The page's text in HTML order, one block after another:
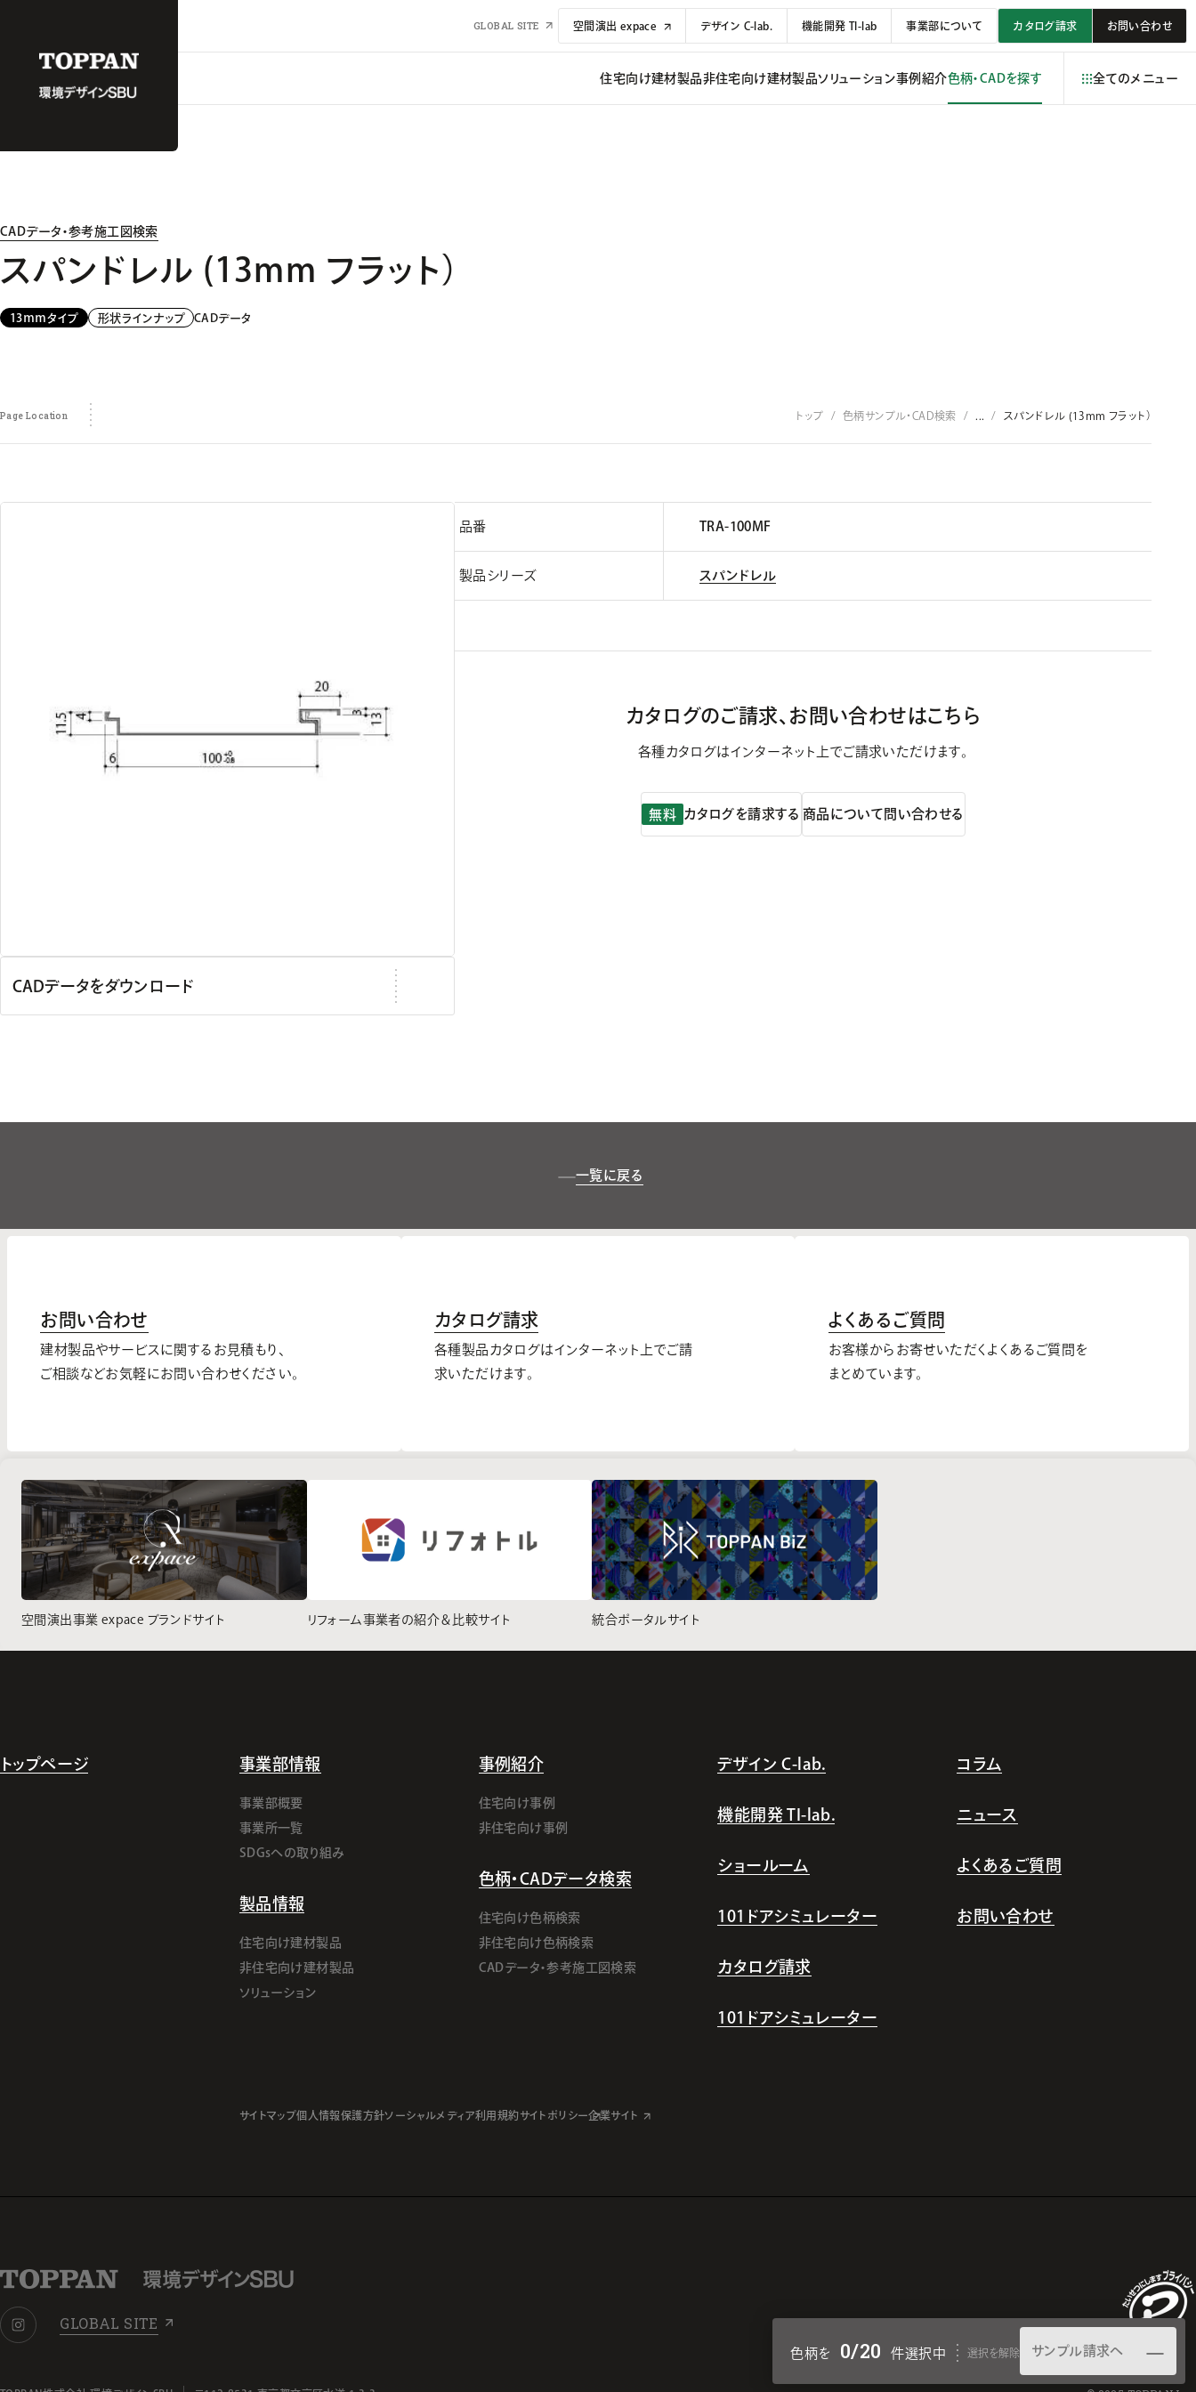
GLOBAL SITE 空間演出 expace デザイン C-lab. 機能開発 TI-lab 事業部について カタログ請求 お問い合わせ
住宅向け建材​​製品非住宅向け建材​​製品ソリューション事例紹介色柄・CADを探す 全てのメニュー
CADデータ・参考施工図検索
スパンドレル (13mm フラット）
13ｍｍタイプ 形状ラインナップ CADデータ
Page Location トップ 色柄サンプル・CAD検索 スパンドレル (13mm フラット）
CADデータをダウンロード
品番 TRA-100MF
製品シリーズ スパンドレル
カタログのご請求、 お問い合わせはこちら
各種カタログはインターネット上でご請求いただけます。
無料 カタログを請求する 商品について問い合わせる
一覧に戻る
色柄を 0/20 件選択中 選択を解除 サンプル請求へ
お問い合わせ
建材製品やサービスに関するお見積もり、
ご相談などお気軽にお問い合わせください。
カタログ請求
各種製品カタログはインターネット上でご請
求いただけます。
よくあるご質問
お客様からお寄せいただくよくあるご質問を
まとめています。
空間演出事業 expace ブランドサイト リフォーム事業者の紹介＆比較サイト 統合ポータルサイト
トップページ 事業部情報
事業部概要
事業所一覧
SDGsへの取り組み
製品情報
住宅向け建材製品
非住宅向け建材製品
ソリューション
事例紹介
住宅向け事例
非住宅向け事例
色柄・CADデータ検索
住宅向け色柄検索
非住宅向け色柄検索
CADデータ・参考施工図検索
デザイン C-lab.
機能開発 TI-lab.
ショールーム
101ドアシミュレーター
カタログ請求
101ドアシミュレーター
コラム
ニュース
よくあるご質問
お問い合わせ
サイトマップ個人情報保護方針ソーシャルメディア利用規約サイトポリシー企業サイト
GLOBAL SITE